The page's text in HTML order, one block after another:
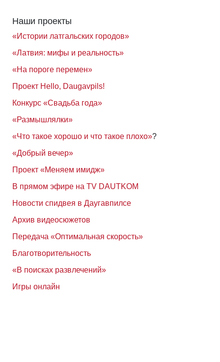
Наши проекты
«Истории латгальских городов»
«Латвия: мифы и реальность»
«На пороге перемен»
Проект Hello, Daugavpils!
Конкурс «Свадьба года»
«Размышлялки»
«Что такое хорошо и что такое плохо»?
«Добрый вечер»
Проект «Меняем имидж»
В прямом эфире на TV DAUTKOM
Новости спидвея в Даугавпилсе
Архив видеосюжетов
Передача «Оптимальная скорость»
Благотворительность
«В поисках развлечений»
Игры онлайн